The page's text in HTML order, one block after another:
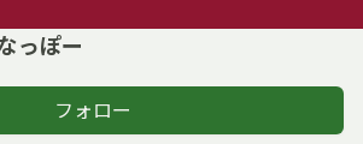
っぽー
フォロー